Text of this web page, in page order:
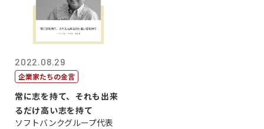
2022.08.29
企業家たちの金言
常に志を持て、それも出来
るだけ高い志を持て
ソフトバンクグループ代表